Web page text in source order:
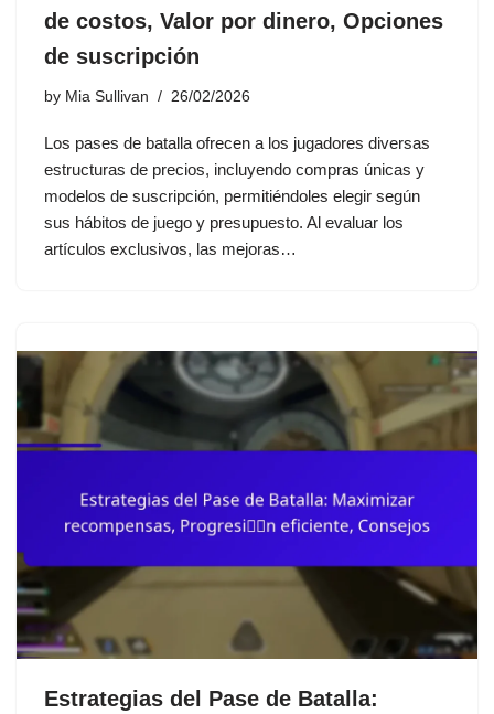
de costos, Valor por dinero, Opciones
de suscripción
by Mia Sullivan 26/02/2026
Los pases de batalla ofrecen a los jugadores diversas
estructuras de precios, incluyendo compras únicas y
modelos de suscripción, permitiéndoles elegir según
sus hábitos de juego y presupuesto. Al evaluar los
artículos exclusivos, las mejoras…
Estrategias del Pase de Batalla: